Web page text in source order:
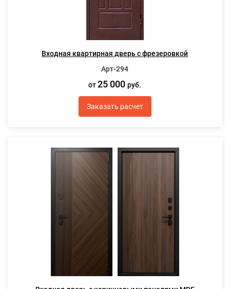
Входная квартирная дверь с фрезеровкой
Арт-294
от25 000руб.
Заказать расчет